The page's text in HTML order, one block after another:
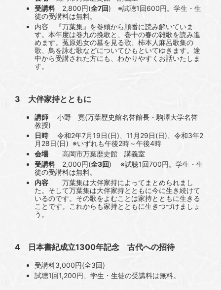
受講料 2,800円(全7回) ※試聴1回600円。学生・生
徒の受講料は無料。
内容 『万葉集』を巻頭から順番に読み解いていま
す。本年度は巻九の挽歌と、巻十の春の雑歌を読み進
めます。菟原処女の墓を見る歌、柿本人麻呂歌集の
歌、鳥を詠む歌などについてひもといてゆきます。途
中から受講された方にも、わかりやすくお話いたしま
す。
3 大伴家持とともに
講師 小野 寛(万葉歴史館名誉館長・駒澤大学名誉
教授)
日時 令和2年7月19日(日)、11月29日(日)、令和3年2
月28日(日) ※いずれも午後2時～午後4時
会場高岡市万葉歴史館 講義室
受講料 2,000円(全3回) ※試聴1回700円。学生・生
徒の受講料は無料。
内容 万葉集は大伴家持によってまとめられまし
た。そして万葉集は大伴家持とともに今に生き続けて
いるのです。その歌をよむことは家持とともに生きる
ことです。これからも家持とともに生きつづけましょ
う。
4 日本書紀成立1300年記念 古代への招待
受講料3,000円(全3回)
試聴1回1,200円、学生・生徒の受講料は無料。